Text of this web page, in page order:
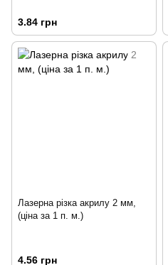
3.84 грн
Лазерна різка акрилу 2 мм,
(ціна за 1 п. м.)
4.56 грн